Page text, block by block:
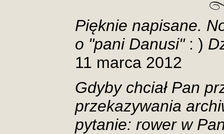
Pięknie napisane.
o "pani Danusi" : )
11 marca 2012
Gdyby chciał Pan
przekazywania
pytanie: rower w